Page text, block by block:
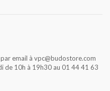
email à vpc@budostore.com
de 10h à 19h30 au 01 44 41 63